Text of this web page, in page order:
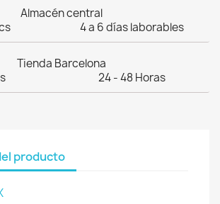
Almacén central
4 a 6 días laborables
Tienda Barcelona
24 - 48 Horas
producto